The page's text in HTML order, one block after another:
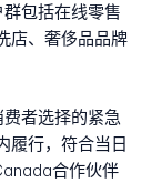
包括在线零售
店、奢侈品品牌
者选择的紧急
履行，符合当日
合作伙伴